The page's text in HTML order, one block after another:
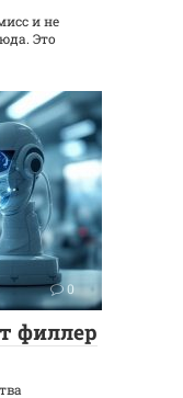
и не
Это
0
филлер